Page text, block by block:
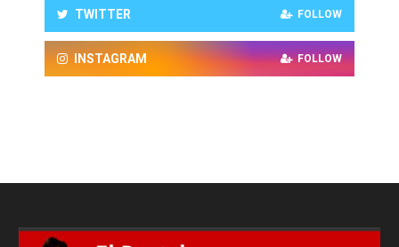
TWITTER FOLLOW
INSTAGRAM FOLLOW